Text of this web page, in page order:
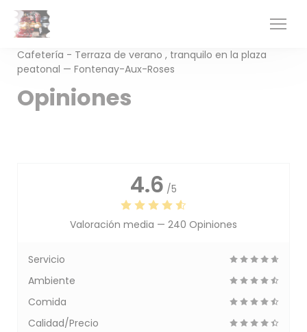
Personalización de sus opciones de cookies
Cafetería - Terraza de verano , tranquilo en la plaza
peatonal — Fontenay-Aux-Roses
Opiniones
4.6 /5
Valoración media — 240 Opiniones
Servicio
Ambiente
Comida
Calidad/Precio